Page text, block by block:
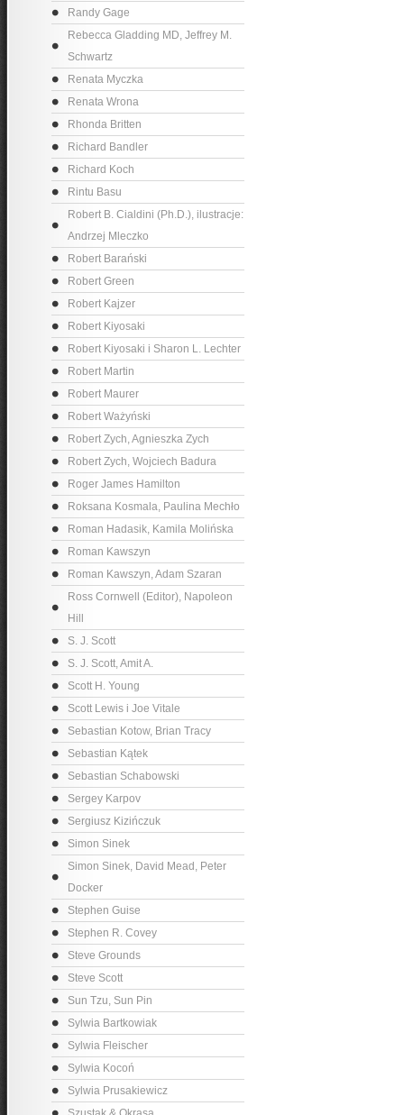
Randy Gage
Rebecca Gladding MD, Jeffrey M.
Schwartz
Renata Myczka
Renata Wrona
Rhonda Britten
Richard Bandler
Richard Koch
Rintu Basu
Robert B. Cialdini (Ph.D.), ilustracje:
Andrzej Mleczko
Robert Barański
Robert Green
Robert Kajzer
Robert Kiyosaki
Robert Kiyosaki i Sharon L. Lechter
Robert Martin
Robert Maurer
Robert Ważyński
Robert Zych, Agnieszka Zych
Robert Zych, Wojciech Badura
Roger James Hamilton
Roksana Kosmala, Paulina Mechło
Roman Hadasik, Kamila Molińska
Roman Kawszyn
Roman Kawszyn, Adam Szaran
Ross Cornwell (Editor), Napoleon
Hill
S. J. Scott
S. J. Scott, Amit A.
Scott H. Young
Scott Lewis i Joe Vitale
Sebastian Kotow, Brian Tracy
Sebastian Kątek
Sebastian Schabowski
Sergey Karpov
Sergiusz Kizińczuk
Simon Sinek
Simon Sinek, David Mead, Peter
Docker
Stephen Guise
Stephen R. Covey
Steve Grounds
Steve Scott
Sun Tzu, Sun Pin
Sylwia Bartkowiak
Sylwia Fleischer
Sylwia Kocoń
Sylwia Prusakiewicz